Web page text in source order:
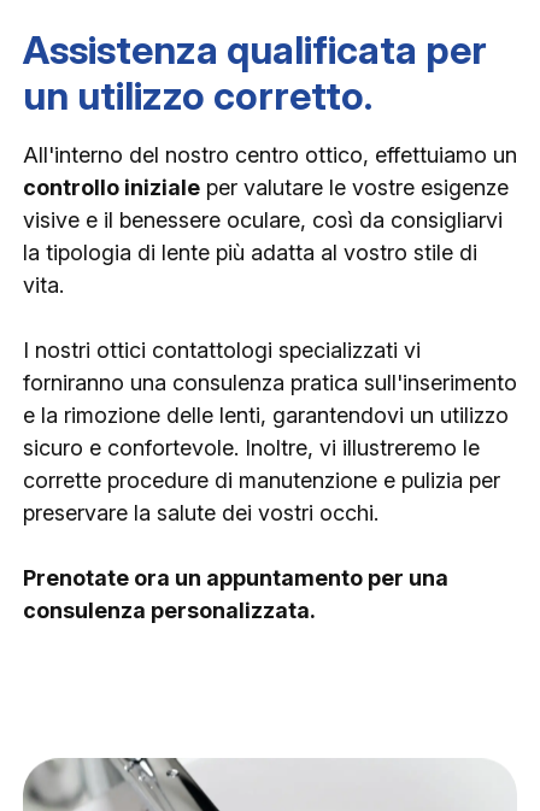
Assistenza qualificata per
un utilizzo corretto.
All'interno del nostro centro ottico, effettuiamo un
controllo iniziale per valutare le vostre esigenze
visive e il benessere oculare, così da consigliarvi
la tipologia di lente più adatta al vostro stile di
vita.
I nostri ottici contattologi specializzati vi
forniranno una consulenza pratica sull'inserimento
e la rimozione delle lenti, garantendovi un utilizzo
sicuro e confortevole. Inoltre, vi illustreremo le
corrette procedure di manutenzione e pulizia per
preservare la salute dei vostri occhi.
Prenotate ora un appuntamento per una
consulenza personalizzata.